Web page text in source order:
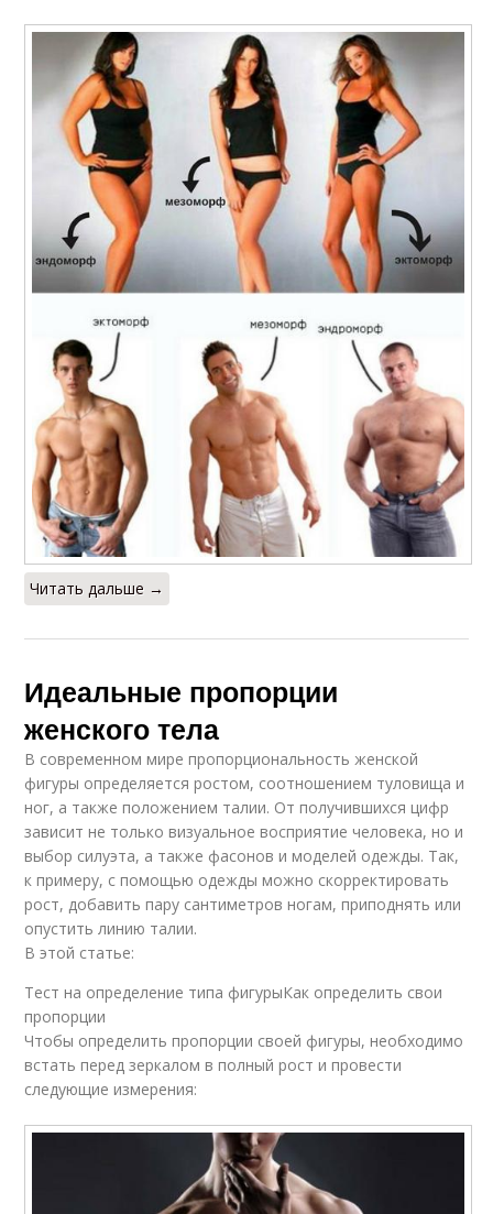
Читать дальше →
Идеальные пропорции
женского тела
В современном мире пропорциональность женской
фигуры определяется ростом, соотношением туловища и
ног, а также положением талии. От получившихся цифр
зависит не только визуальное восприятие человека, но и
выбор силуэта, а также фасонов и моделей одежды. Так,
к примеру, с помощью одежды можно скорректировать
рост, добавить пару сантиметров ногам, приподнять или
опустить линию талии.
В этой статье:
Тест на определение типа фигурыКак определить свои
пропорции
Чтобы определить пропорции своей фигуры, необходимо
встать перед зеркалом в полный рост и провести
следующие измерения: